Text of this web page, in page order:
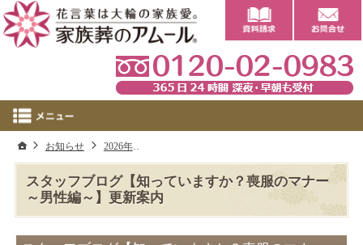
スタッフブログ【知っていますか？喪服のマナー
～男性編～】更新案内
ホーム
お知らせ 2026年